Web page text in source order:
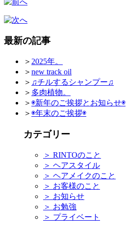
最新の記事
＞ 2025年。
＞ new track oil
＞ ♫チルするシャンプー♫
＞ 多肉植物。
＞ ◉新年のご挨拶とお知らせ◉
＞ ◉年末のご挨拶◉
カテゴリー
＞ RINTOのこと
＞ ヘアスタイル
＞ ヘアメイクのこと
＞ お客様のこと
＞ お知らせ
＞ お勉強
＞ プライベート